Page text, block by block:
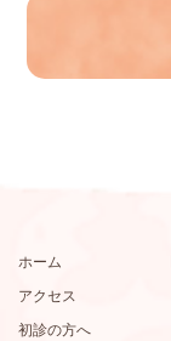
ホーム
アクセス
初診の方へ